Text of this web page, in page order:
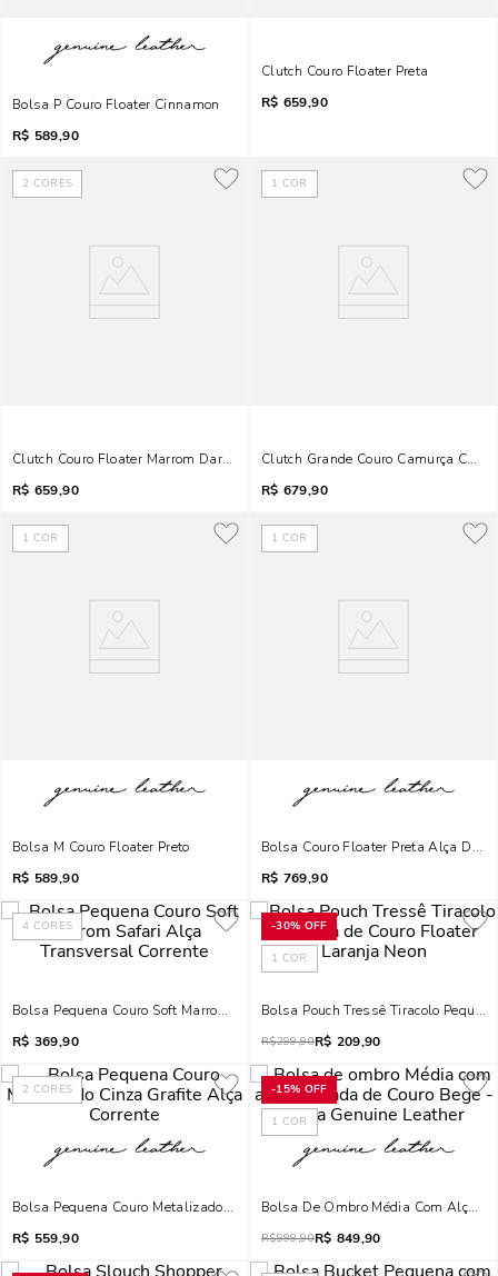
Bolsa P Couro Floater Cinnamon
R$ 589,90
Clutch Couro Floater Preta
R$ 659,90
2 CORES
Clutch Couro Floater Marrom Dark Cocoa
R$ 659,90
1 COR
Clutch Grande Couro Camurça
R$ 679,90
1 COR
Bolsa M Couro Floater Preto
R$ 589,90
1 COR
Bolsa Couro Floater Preta Alça De
R$ 769,90
4 CORES
Bolsa Pequena Couro Soft Marrom Safari Alça Transversal Corrente
R$ 369,90
-30% OFF
1 COR
Bolsa Pouch Tressê Tiracolo
R$299,90R$ 209,90
2 CORES
Bolsa Pequena Couro Metalizado Cinza Grafite Alça Corrente
R$ 559,90
-15% OFF
1 COR
Bolsa De Ombro Média Com Alça
R$999,90R$ 849,90